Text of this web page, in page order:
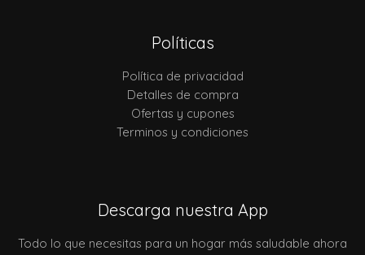
Políticas
Política de privacidad
Detalles de compra
Ofertas y cupones
Terminos y condiciones
Descarga nuestra App
Todo lo que necesitas para un hogar más saludable ahora